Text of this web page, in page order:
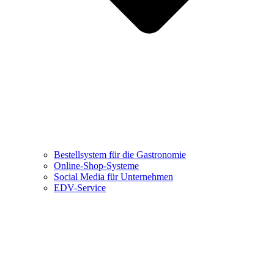
Bestellsystem für die Gastronomie
Online-Shop-Systeme
Social Media für Unternehmen
EDV-Service